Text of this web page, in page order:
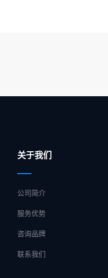
关于我们
公司简介
服务优势
咨询品牌
联系我们